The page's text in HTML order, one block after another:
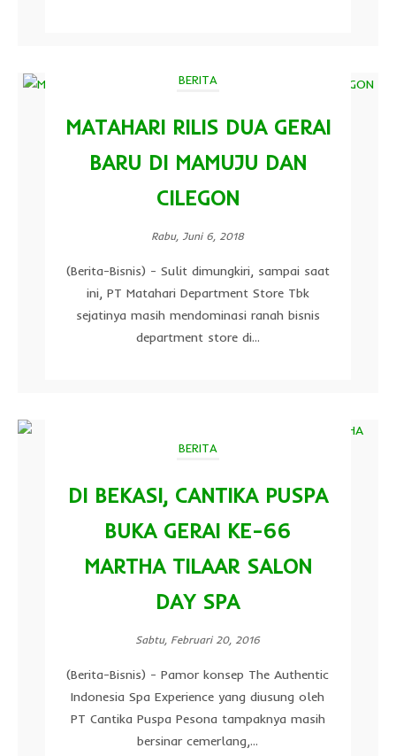
BERITA
MATAHARI RILIS DUA GERAI
BARU DI MAMUJU DAN
CILEGON
Rabu, Juni 6, 2018
(Berita-Bisnis) - Sulit dimungkiri, sampai saat
ini, PT Matahari Department Store Tbk
sejatinya masih mendominasi ranah bisnis
department store di...
BERITA
DI BEKASI, CANTIKA PUSPA
BUKA GERAI KE-66
MARTHA TILAAR SALON
DAY SPA
Sabtu, Februari 20, 2016
(Berita-Bisnis) - Pamor konsep The Authentic
Indonesia Spa Experience yang diusung oleh
PT Cantika Puspa Pesona tampaknya masih
bersinar cemerlang,...